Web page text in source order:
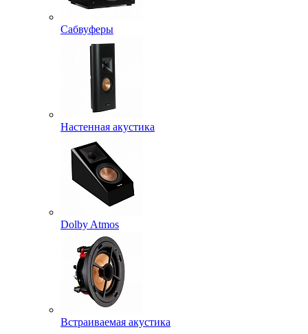
Сабвуферы
Настенная акустика
Dolby Atmos
Встраиваемая акустика